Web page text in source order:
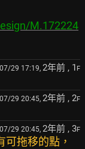
M.172224
07/29 17:19, 2年前 , 1 F
07/29 20:45, 2年前 , 2F
07/29 20:45, 2年前 , 3F
拖移的點，